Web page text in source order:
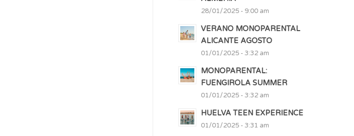
28/01/2025 - 9:00 am
VERANO MONOPARENTAL
ALICANTE AGOSTO
01/01/2025 - 3:32 am
MONOPARENTAL:
FUENGIROLA SUMMER
01/01/2025 - 3:32 am
HUELVA TEEN EXPERIENCE
01/01/2025 - 3:31 am